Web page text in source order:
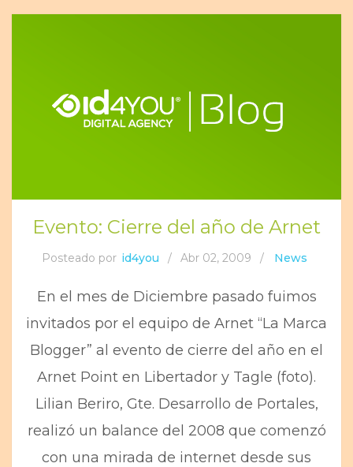
Evento: Cierre del año de Arnet
Posteado por id4you / Abr 02, 2009 / News
En el mes de Diciembre pasado fuimos
invitados por el equipo de Arnet “La Marca
Blogger” al evento de cierre del año en el
Arnet Point en Libertador y Tagle (foto).
Lilian Beriro, Gte. Desarrollo de Portales,
realizó un balance del 2008 que comenzó
con una mirada de internet desde sus